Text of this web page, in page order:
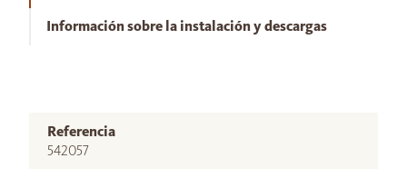
Información sobre la instalación y descargas
Referencia
542057